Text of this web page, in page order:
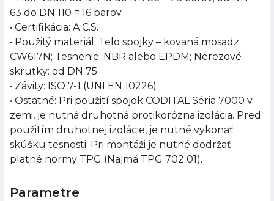
63 do DN 110 = 16 barov
• Certifikácia: A.C.S.
• Použitý materiál: Telo spojky – kovaná mosadz
CW617N; Tesnenie: NBR alebo EPDM; Nerezové
skrutky: od DN 75
• Závity: ISO 7-1 (UNI EN 10226)
• Ostatné: Pri použití spojok CODITAL Séria 7000 v
zemi, je nutná druhotná protikorózna izolácia. Pred
použitím druhotnej izolácie, je nutné vykonať
skúšku tesnosti. Pri montáži je nutné dodržať
platné normy TPG (Najmä TPG 702 01).
Parametre